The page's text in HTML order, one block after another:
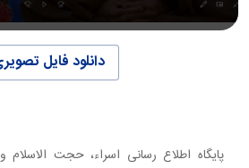
دانلود فایل
پایگاه اطلاع رسانی اسراء، حجت